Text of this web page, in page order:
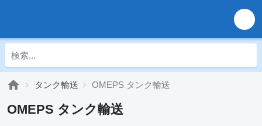
タンク輸送 OMEPS タンク輸送
OMEPS タンク輸送